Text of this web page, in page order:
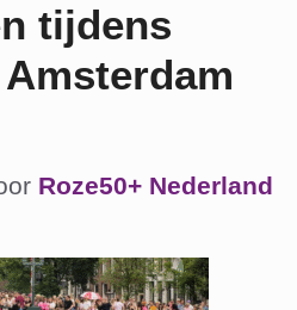
tijdens
Roze50+ Nederland